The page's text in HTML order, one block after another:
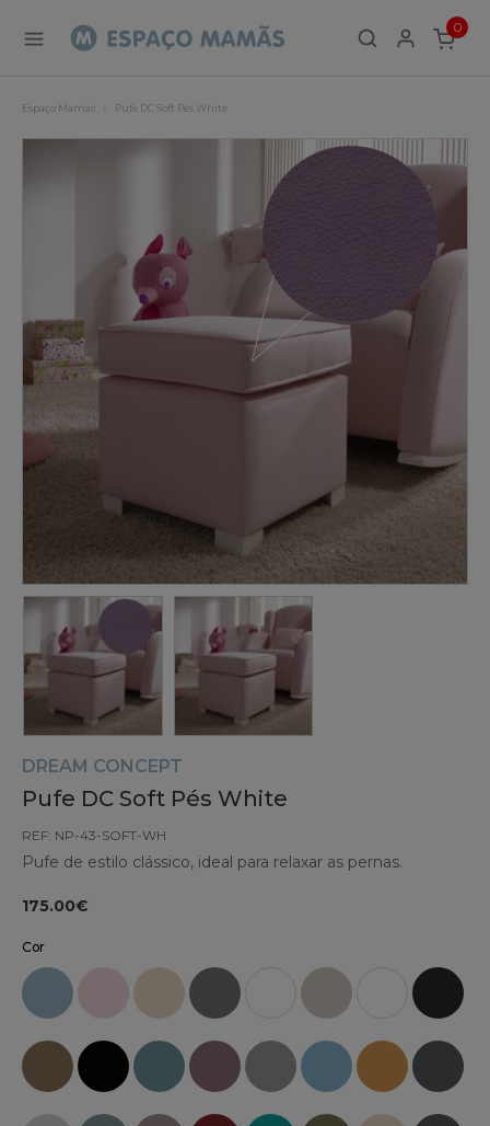
0
ITEMS
Espaço Mamãs Pufe DC Soft Pés White
DREAM CONCEPT
Pufe DC Soft Pés White
REF: NP-43-SOFT-WH
Pufe de estilo clássico, ideal para relaxar as pernas.
175.00€
Cor